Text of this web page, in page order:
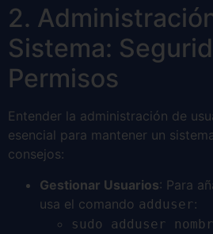
2.
Sistema:
Permisos
Entender la administración de
esencial para mantener un
consejos:
Gestionar Usuarios: Para
usa el comando adduser:
sudo adduser